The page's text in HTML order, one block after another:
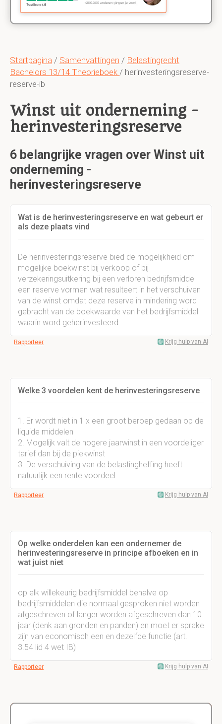
Startpagina / Samenvattingen / Belastingrecht
Bachelors 13/14 Theorieboek / herinvesteringsreserve-
reserve-ib
Winst uit onderneming -
herinvesteringsreserve
6 belangrijke vragen over Winst uit
onderneming -
herinvesteringsreserve
Wat is de herinvesteringsreserve en wat gebeurt er
als deze plaats vind
De herinvesteringsreserve bied de mogelijkheid om
mogelijke boekwinst bij verkoop of bij
verzekeringsuitkering bij een verloren bedrijfsmiddel
een reserve vormen wat resulteert in het verschuiven
van de winst omdat deze reserve in mindering word
gebracht van de boekwaarde van het bedrijfsmiddel
waarin word geherinvesteerd.
Rapporteer Krijg hulp van AI
Welke 3 voordelen kent de herinvesteringsreserve
1. Er wordt niet in 1 x een groot beroep gedaan op de
liquide middelen
2. Mogelijk valt de hogere jaarwinst in een voordeliger
tarief dan bij de piekwinst
3. De verschuiving van de belastingheffing heeft
natuurlijk een rente voordeel
Rapporteer Krijg hulp van AI
Op welke onderdelen kan een ondernemer de
herinvesteringsreserve in principe afboeken en in
wat juist niet
op elk willekeurig bedrijfsmiddel behalve op
bedrijfsmiddelen die normaal gesproken niet worden
afgeschreven of langer worden afgeschreven dan 10
jaar (denk aan gronden en panden) en moet er sprake
zijn van economisch een en dezelfde functie (art.
3.54 lid 4 wet IB)
Rapporteer Krijg hulp van AI